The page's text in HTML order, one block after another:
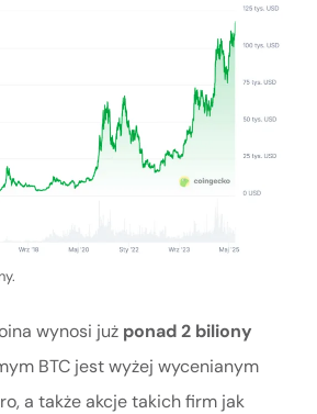
wynosi już ponad 2 biliony
BTC jest wyżej wycenianym
a także akcje takich firm jak